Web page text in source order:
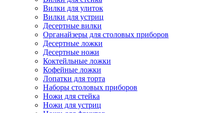
Вилки для улиток
Вилки для устриц
Десертные вилки
Органайзеры для столовых приборов
Десертные ложки
Десертные ножи
Коктейльные ложки
Кофейные ложки
Лопатки для торта
Наборы столовых приборов
Ножи для стейка
Ножи для устриц